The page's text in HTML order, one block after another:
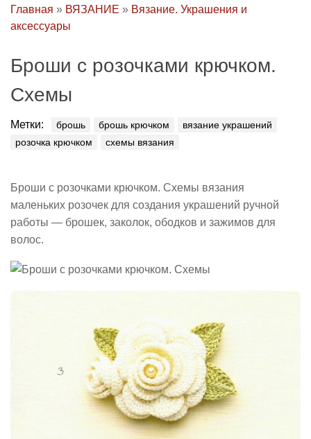
Главная » ВЯЗАНИЕ » Вязание. Украшения и
аксессуары
Броши с розочками крючком.
Схемы
Метки: брошь брошь крючком
вязание украшений
розочка крючком
схемы вязания
Броши с розочками крючком. Схемы вязания
маленьких розочек для создания украшений ручной
работы — брошек, заколок, ободков и зажимов для
волос.